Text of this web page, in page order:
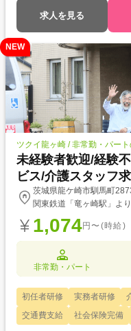
求人を見る
NEW
ツクイ龍ヶ崎 / 非常勤・パー
未経験者歓迎/経験
ビス/介護スタッフ求
茨城県龍ケ崎市馴馬町
関東鉄道「竜ヶ崎駅」よ
1,074円〜(時給)
非常勤・パート
初任者研修 実務者研修
交通費支給
社会保険完備